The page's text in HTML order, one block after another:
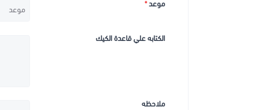
موعد*
الكتابه علي قاعدة الكيك
ملاحظه